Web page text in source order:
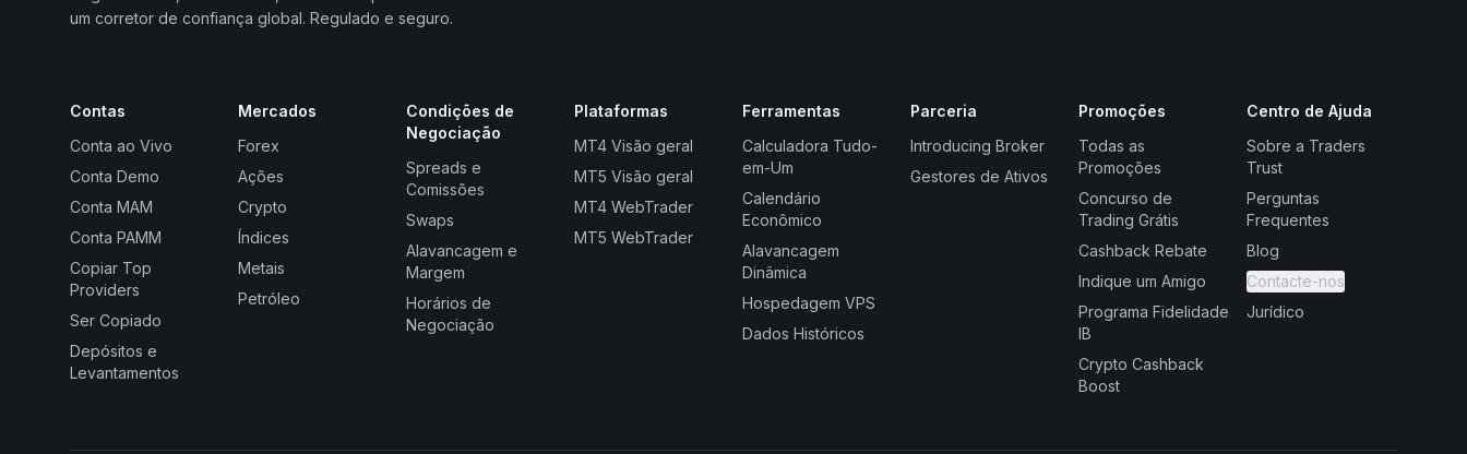
um corretor de confiança global. Regulado e seguro.
Contas
Conta ao Vivo
Conta Demo
Conta MAM
Conta PAMM
Copiar Top
Providers
Ser Copiado
Depósitos e
Levantamentos
Mercados
Forex
Ações
Crypto
Índices
Metais
Petróleo
Condições de
Negociação
Spreads e
Comissões
Swaps
Alavancagem e
Margem
Horários de
Negociação
Plataformas
MT4 Visão geral
MT5 Visão geral
MT4 WebTrader
MT5 WebTrader
Ferramentas
Calculadora Tudo-
em-Um
Calendário
Econômico
Alavancagem
Dinâmica
Hospedagem VPS
Dados Históricos
Parceria
Introducing Broker
Gestores de Ativos
Promoções
Todas as
Promoções
Concurso de
Trading Grátis
Cashback Rebate
Indique um Amigo
Programa Fidelidade
IB
Crypto Cashback
Boost
Centro de Ajuda
Sobre a Traders
Trust
Perguntas
Frequentes
Blog
Contacte-nos
Jurídico